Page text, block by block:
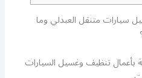
متنقل العبدلي وما
تنظيف وغسيل السيارات